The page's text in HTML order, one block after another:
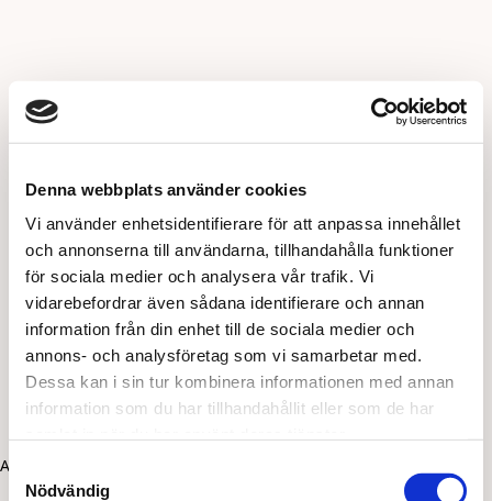
Denna webbplats använder cookies
Vi använder enhetsidentifierare för att anpassa innehållet
och annonserna till användarna, tillhandahålla funktioner
för sociala medier och analysera vår trafik. Vi
vidarebefordrar även sådana identifierare och annan
information från din enhet till de sociala medier och
annons- och analysföretag som vi samarbetar med.
Dessa kan i sin tur kombinera informationen med annan
information som du har tillhandahållit eller som de har
Samtyckesval
Nödvändig
Application error: a client-side exception has occurred (see the